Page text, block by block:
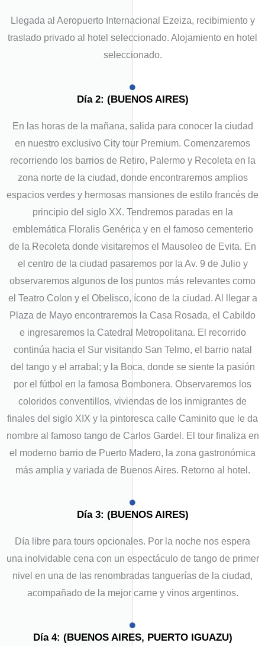
Llegada al Aeropuerto Internacional Ezeiza, recibimiento y
traslado privado al hotel seleccionado. Alojamiento en hotel
seleccionado.
Día 2: (BUENOS AIRES)
En las horas de la mañana, salida para conocer la ciudad
en nuestro exclusivo City tour Premium. Comenzaremos
recorriendo los barrios de Retiro, Palermo y Recoleta en la
zona norte de la ciudad, donde encontraremos amplios
espacios verdes y hermosas mansiones de estilo francés de
principio del siglo XX. Tendremos paradas en la
emblemática Floralis Genérica y en el famoso cementerio
de la Recoleta donde visitaremos el Mausoleo de Evita. En
el centro de la ciudad pasaremos por la Av. 9 de Julio y
observaremos algunos de los puntos más relevantes como
el Teatro Colon y el Obelisco, ícono de la ciudad. Al llegar a
Plaza de Mayo encontraremos la Casa Rosada, el Cabildo
e ingresaremos la Catedral Metropolitana. El recorrido
continúa hacia el Sur visitando San Telmo, el barrio natal
del tango y el arrabal; y la Boca, donde se siente la pasión
por el fútbol en la famosa Bombonera. Observaremos los
coloridos conventillos, viviendas de los inmigrantes de
finales del siglo XIX y la pintoresca calle Caminito que le da
nombre al famoso tango de Carlos Gardel. El tour finaliza en
el moderno barrio de Puerto Madero, la zona gastronómica
más amplia y variada de Buenos Aires. Retorno al hotel.
Día 3: (BUENOS AIRES)
Día libre para tours opcionales. Por la noche nos espera
una inolvidable cena con un espectáculo de tango de primer
nivel en una de las renombradas tanguerías de la ciudad,
acompañado de la mejor carne y vinos argentinos.
Día 4: (BUENOS AIRES, PUERTO IGUAZU)